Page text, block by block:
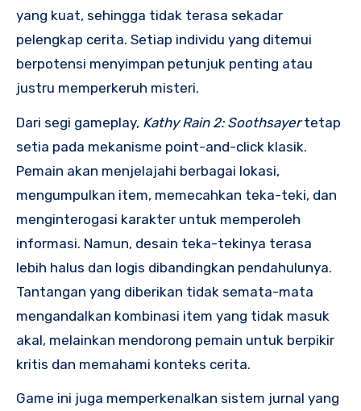
yang kuat, sehingga tidak terasa sekadar
pelengkap cerita. Setiap individu yang ditemui
berpotensi menyimpan petunjuk penting atau
justru memperkeruh misteri.
Dari segi gameplay, Kathy Rain 2: Soothsayertetap
setia pada mekanisme point-and-click klasik.
Pemain akan menjelajahi berbagai lokasi,
mengumpulkan item, memecahkan teka-teki, dan
menginterogasi karakter untuk memperoleh
informasi. Namun, desain teka-tekinya terasa
lebih halus dan logis dibandingkan pendahulunya.
Tantangan yang diberikan tidak semata-mata
mengandalkan kombinasi item yang tidak masuk
akal, melainkan mendorong pemain untuk berpikir
kritis dan memahami konteks cerita.
Game ini juga memperkenalkan sistem jurnal yang